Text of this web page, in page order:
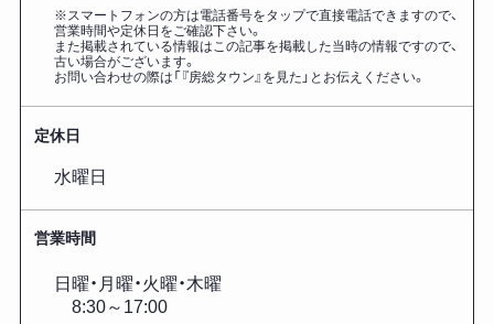
※スマートフォンの方は電話番号をタップで直接電話できますので、
営業時間や定休日をご確認下さい。
また掲載されている情報はこの記事を掲載した当時の情報ですので、
古い場合がございます。
お問い合わせの際は「『房総タウン』を見た」とお伝えください。
定休日
水曜日
営業時間
日曜・月曜・火曜・木曜
8:30～17:00